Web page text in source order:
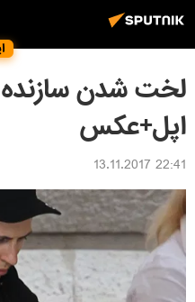
لخت شدن سازنده
اپل+عکس
22:41 13.11.2017